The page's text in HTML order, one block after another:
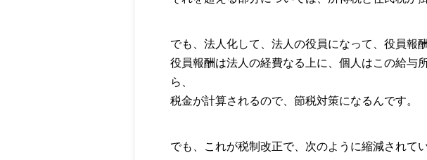
でも、法人化して、法人の役員になって、役員報
役員報酬は法人の経費なる上に、個人はこの給与
ら、
税金が計算されるので、節税対策になるんです。
でも、これが税制改正で、次のように縮減されてい